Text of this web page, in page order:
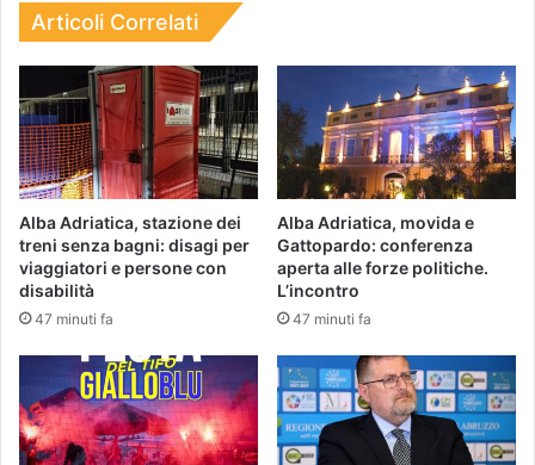
Articoli Correlati
Alba Adriatica, stazione dei
treni senza bagni: disagi per
viaggiatori e persone con
disabilità
47 minuti fa
Alba Adriatica, movida e
Gattopardo: conferenza
aperta alle forze politiche.
L’incontro
47 minuti fa